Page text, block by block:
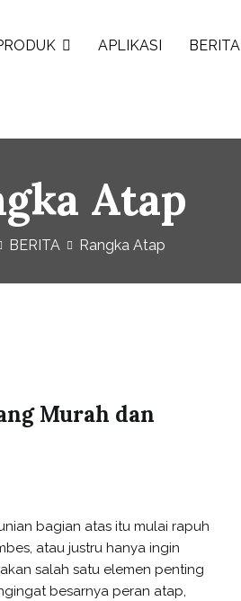
APLIKASI BERITA
Atap
BERITA Rangka Atap
Murah dan
bagian atas itu mulai rapuh
atau justru hanya ingin
salah satu elemen penting
besarnya peran atap,